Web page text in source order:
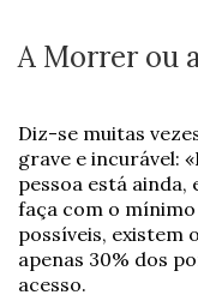
A Morrer ou
Diz-se muitas
grave e incurável:
pessoa está ainda,
faça com o
possíveis, existem
apenas 30% dos
acesso.